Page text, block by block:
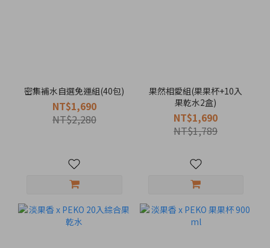
密集補水自選免運組(40包)
NT$1,690
NT$2,280
果然相愛組(果果杯+10入
果乾水2盒)
NT$1,690
NT$1,789